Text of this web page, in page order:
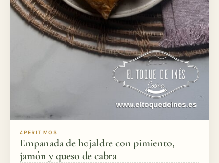
APERITIVOS
Empanada de hojaldre con pimiento,
jamón y queso de cabra